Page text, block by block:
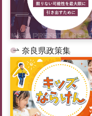
奈良県政策集